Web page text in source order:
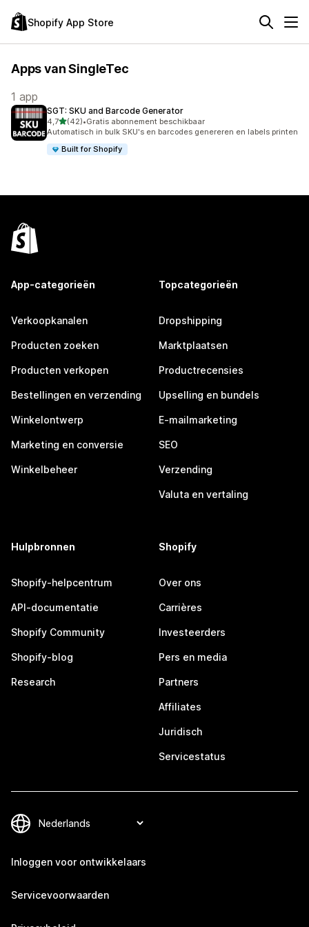
Shopify App Store
Apps van SingleTec
1 app
SGT: SKU and Barcode Generator
4,7van 5 sterren
(42)
42 recensies in totaal
•Gratis abonnement beschikbaar
Automatisch in bulk SKU's en barcodes genereren en labels printen
Built for Shopify
App-categorieën
Verkoopkanalen
Producten zoeken
Producten verkopen
Bestellingen en verzending
Winkelontwerp
Marketing en conversie
Winkelbeheer
Topcategorieën
Dropshipping
Marktplaatsen
Productrecensies
Upselling en bundels
E-mailmarketing
SEO
Verzending
Valuta en vertaling
Hulpbronnen
Shopify-helpcentrum
API-documentatie
Shopify Community
Shopify-blog
Research
Shopify
Over ons
Carrières
Investeerders
Pers en media
Partners
Affiliates
Juridisch
Servicestatus
Inloggen voor ontwikkelaars
Servicevoorwaarden